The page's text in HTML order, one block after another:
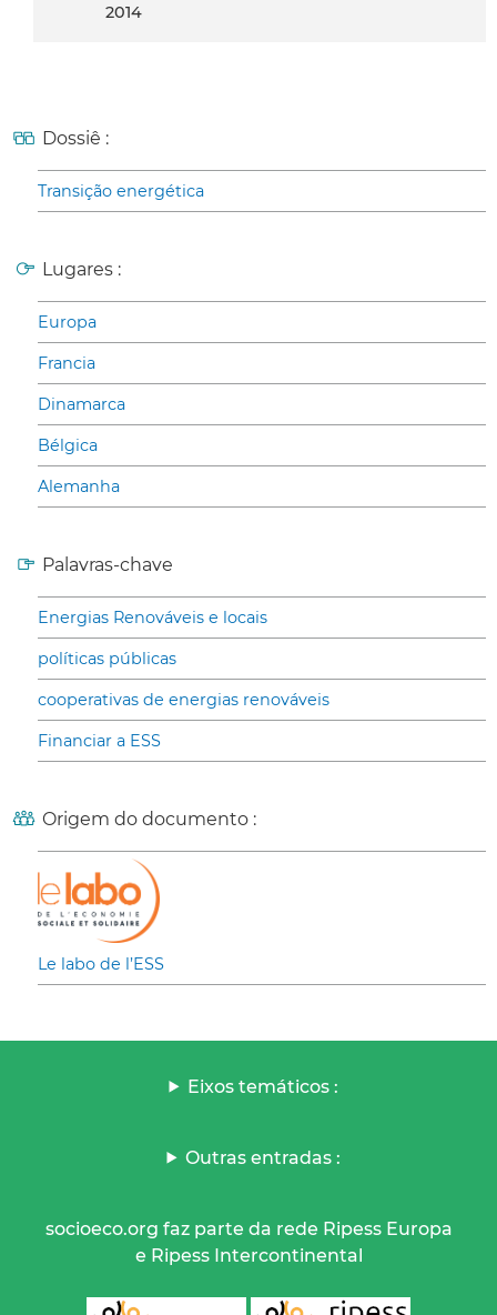
2014
Dossiê :
Transição energética
Lugares :
Europa
Francia
Dinamarca
Bélgica
Alemanha
Palavras-chave
Energias Renováveis e locais
políticas públicas
cooperativas de energias renováveis
Financiar a ESS
Origem do documento :
Le labo de l’ESS
Eixos temáticos :
Outras entradas :
socioeco.org faz parte da rede Ripess Europa
e Ripess Intercontinental